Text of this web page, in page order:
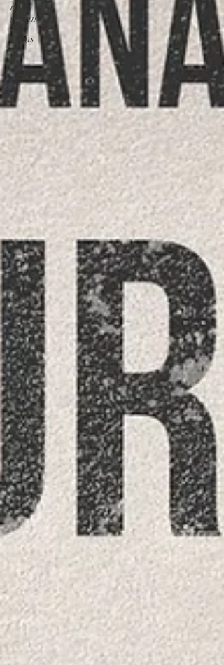
redes
sociais
Dicas